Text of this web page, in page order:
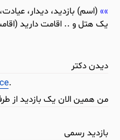
(اسم) بازدید، دیدار،
یک هتل و .. اقامت دارید
دیدن دکتر
.
من همین الان یک بازدید از
بازدید رسمی